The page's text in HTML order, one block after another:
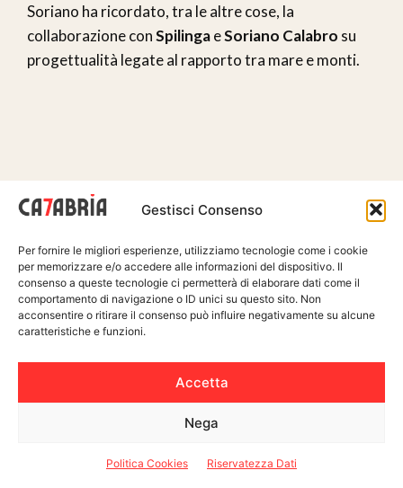
Gestisci Consenso
Per fornire le migliori esperienze, utilizziamo tecnologie come i cookie
per memorizzare e/o accedere alle informazioni del dispositivo. Il
consenso a queste tecnologie ci permetterà di elaborare dati come il
comportamento di navigazione o ID unici su questo sito. Non
acconsentire o ritirare il consenso può influire negativamente su alcune
caratteristiche e funzioni.
Accetta
Nega
Politica Cookies Riservatezza Dati
Soriano ha ricordato, tra le altre cose, la
collaborazione conSpilingaeSoriano Calabro su
progettualità legate al rapporto tra mare e monti.